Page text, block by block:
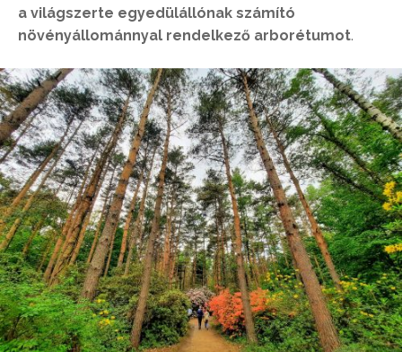
a világszerte egyedülállónak számító
növényállománnyal rendelkező arborétumot.